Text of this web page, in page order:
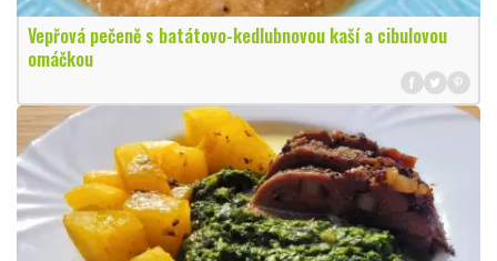
Vepřová pečeně s batátovo-kedlubnovou kaší a cibulovou
omáčkou